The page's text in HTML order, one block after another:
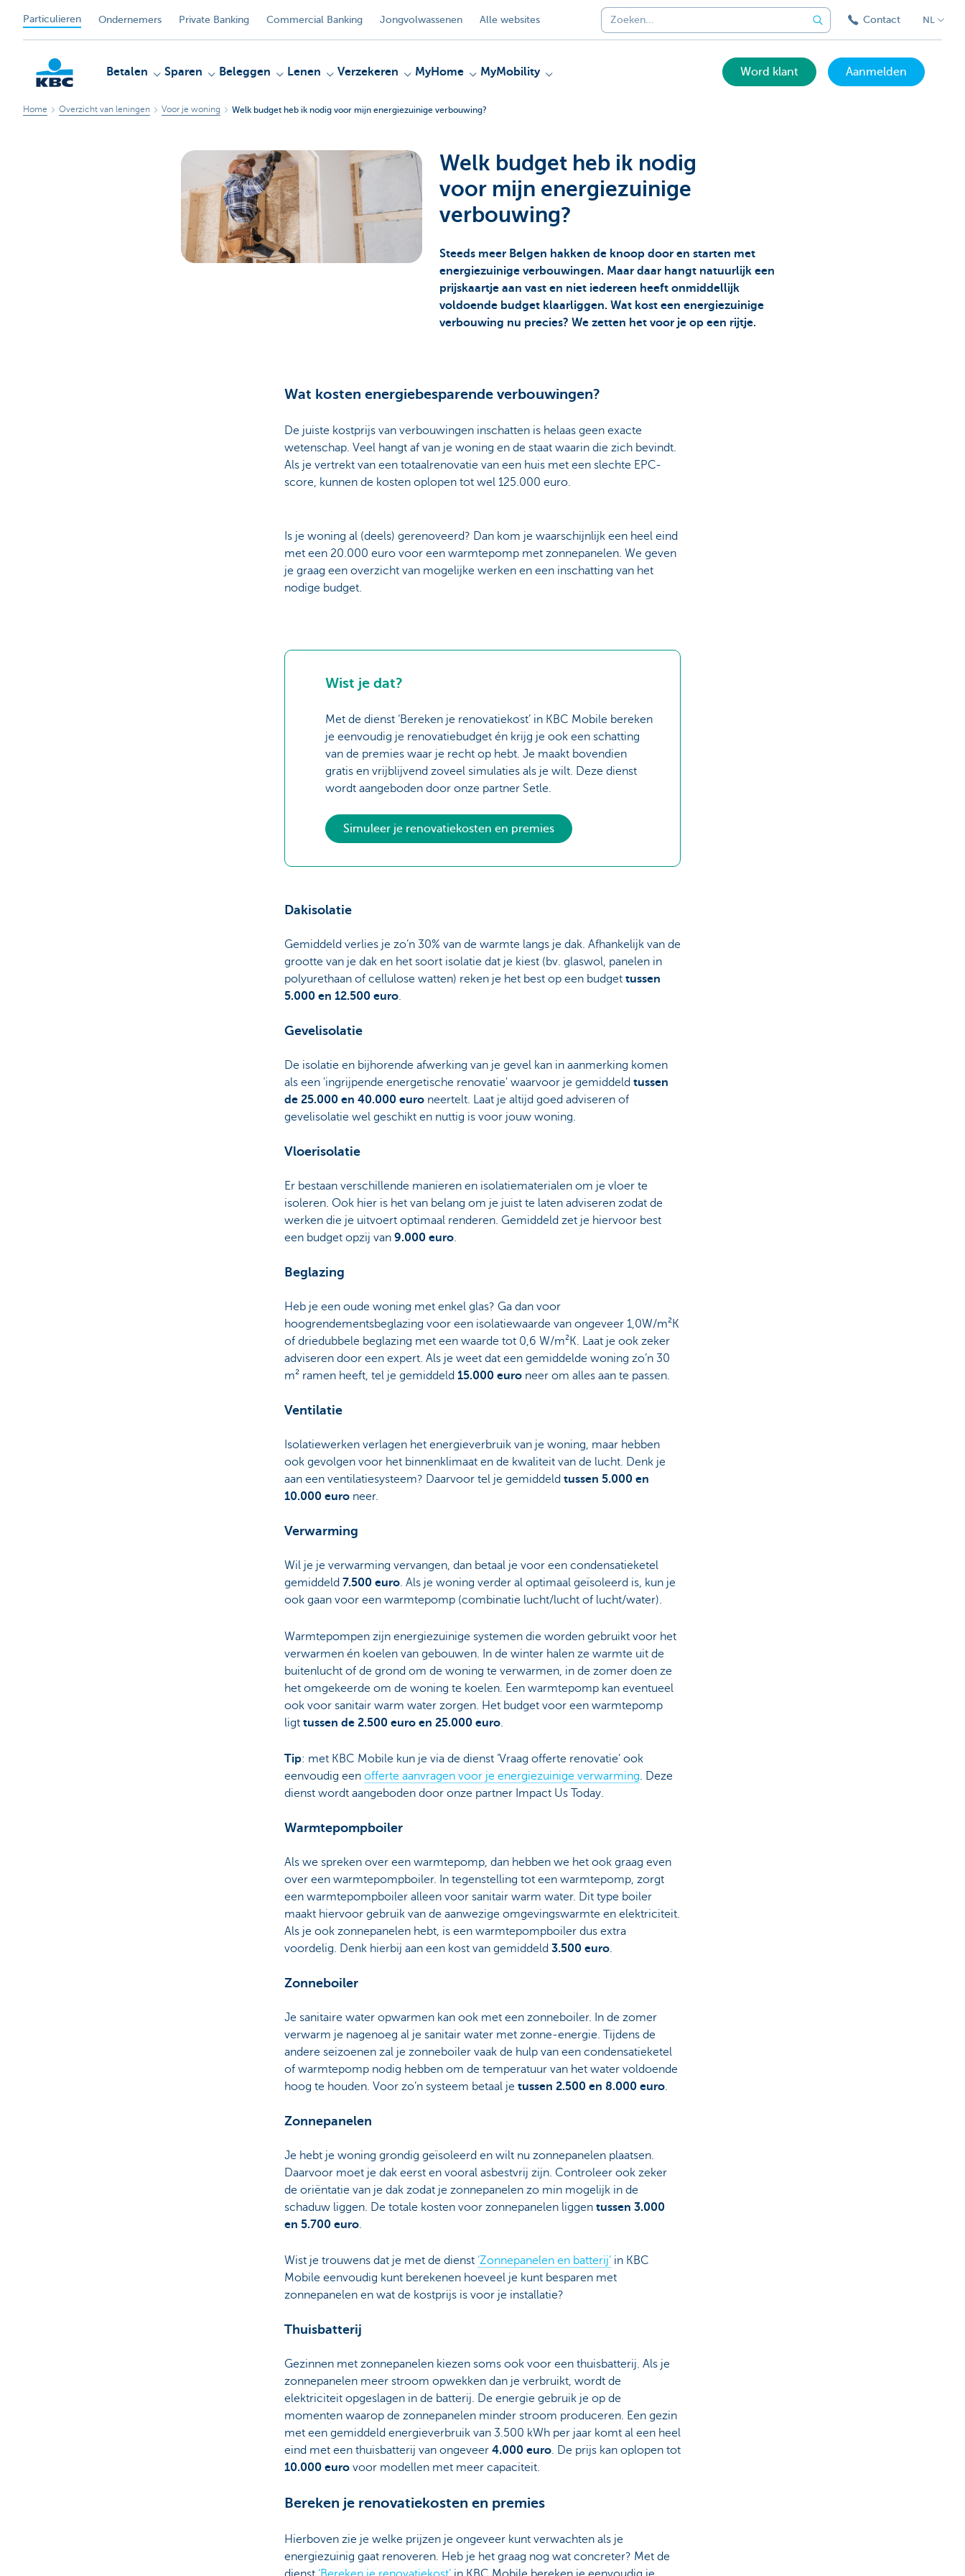
Particulieren Ondernemers Private Banking Commercial Banking Jongvolwassenen Alle websites Contact NL
Betalen Sparen Beleggen Lenen Verzekeren MyHome MyMobility Word klant Aanmelden
Home Overzicht van leningen Voor je woning Welk budget heb ik nodig voor mijn energiezuinige verbouwing?
Welk budget heb ik nodig
voor mijn energiezuinige
verbouwing?
Steeds meer Belgen hakken de knoop door en starten met
energiezuinige verbouwingen. Maar daar hangt natuurlijk een
prijskaartje aan vast en niet iedereen heeft onmiddellijk
voldoende budget klaarliggen. Wat kost een energiezuinige
verbouwing nu precies? We zetten het voor je op een rijtje.
Wat kosten energiebesparende verbouwingen?
De juiste kostprijs van verbouwingen inschatten is helaas geen exacte
wetenschap. Veel hangt af van je woning en de staat waarin die zich bevindt.
Als je vertrekt van een totaalrenovatie van een huis met een slechte EPC-
score, kunnen de kosten oplopen tot wel 125.000 euro.
Is je woning al (deels) gerenoveerd? Dan kom je waarschijnlijk een heel eind
met een 20.000 euro voor een warmtepomp met zonnepanelen. We geven
je graag een overzicht van mogelijke werken en een inschatting van het
nodige budget.
Wist je dat?
Met de dienst ‘Bereken je renovatiekost’ in KBC Mobile bereken
je eenvoudig je renovatiebudget én krijg je ook een schatting
van de premies waar je recht op hebt. Je maakt bovendien
gratis en vrijblijvend zoveel simulaties als je wilt. Deze dienst
wordt aangeboden door onze partner Setle.
Simuleer je renovatiekosten en premies
Dakisolatie
Gemiddeld verlies je zo’n 30% van de warmte langs je dak. Afhankelijk van de
grootte van je dak en het soort isolatie dat je kiest (bv. glaswol, panelen in
polyurethaan of cellulose watten) reken je het best op een budget tussen
5.000 en 12.500 euro.
Gevelisolatie
De isolatie en bijhorende afwerking van je gevel kan in aanmerking komen
als een 'ingrijpende energetische renovatie' waarvoor je gemiddeld tussen
de 25.000 en 40.000 euroneertelt. Laat je altijd goed adviseren of
gevelisolatie wel geschikt en nuttig is voor jouw woning.
Vloerisolatie
Er bestaan verschillende manieren en isolatiematerialen om je vloer te
isoleren. Ook hier is het van belang om je juist te laten adviseren zodat de
werken die je uitvoert optimaal renderen. Gemiddeld zet je hiervoor best
een budget opzij van 9.000 euro.
Beglazing
Heb je een oude woning met enkel glas? Ga dan voor
hoogrendementsbeglazing voor een isolatiewaarde van ongeveer 1,0W/m²K
of driedubbele beglazing met een waarde tot 0,6 W/m²K. Laat je ook zeker
adviseren door een expert. Als je weet dat een gemiddelde woning zo’n 30
m² ramen heeft, tel je gemiddeld 15.000 euroneer om alles aan te passen.
Ventilatie
Isolatiewerken verlagen het energieverbruik van je woning, maar hebben
ook gevolgen voor het binnenklimaat en de kwaliteit van de lucht. Denk je
aan een ventilatiesysteem? Daarvoor tel je gemiddeld tussen 5.000 en
10.000 euroneer.
Verwarming
Wil je je verwarming vervangen, dan betaal je voor een condensatieketel
gemiddeld 7.500 euro. Als je woning verder al optimaal geïsoleerd is, kun je
ook gaan voor een warmtepomp (combinatie lucht/lucht of lucht/water).
Warmtepompen zijn energiezuinige systemen die worden gebruikt voor het
verwarmen én koelen van gebouwen. In de winter halen ze warmte uit de
buitenlucht of de grond om de woning te verwarmen, in de zomer doen ze
het omgekeerde om de woning te koelen. Een warmtepomp kan eventueel
ook voor sanitair warm water zorgen. Het budget voor een warmtepomp
ligt tussen de 2.500 euro en 25.000 euro.
Tip: met KBC Mobile kun je via de dienst ‘Vraag offerte renovatie’ ook
eenvoudig een offerte aanvragen voor je energiezuinige verwarming. Deze
dienst wordt aangeboden door onze partner Impact Us Today.
Warmtepompboiler
Als we spreken over een warmtepomp, dan hebben we het ook graag even
over een warmtepompboiler. In tegenstelling tot een warmtepomp, zorgt
een warmtepompboiler alleen voor sanitair warm water. Dit type boiler
maakt hiervoor gebruik van de aanwezige omgevingswarmte en elektriciteit.
Als je ook zonnepanelen hebt, is een warmtepompboiler dus extra
voordelig. Denk hierbij aan een kost van gemiddeld 3.500 euro.
Zonneboiler
Je sanitaire water opwarmen kan ook met een zonneboiler. In de zomer
verwarm je nagenoeg al je sanitair water met zonne-energie. Tijdens de
andere seizoenen zal je zonneboiler vaak de hulp van een condensatieketel
of warmtepomp nodig hebben om de temperatuur van het water voldoende
hoog te houden. Voor zo’n systeem betaal je tussen 2.500 en 8.000 euro.
Zonnepanelen
Je hebt je woning grondig geïsoleerd en wilt nu zonnepanelen plaatsen.
Daarvoor moet je dak eerst en vooral asbestvrij zijn. Controleer ook zeker
de oriëntatie van je dak zodat je zonnepanelen zo min mogelijk in de
schaduw liggen. De totale kosten voor zonnepanelen liggen tussen 3.000
en 5.700 euro.
Wist je trouwens dat je met de dienst ‘Zonnepanelen en batterij’in KBC
Mobile eenvoudig kunt berekenen hoeveel je kunt besparen met
zonnepanelen en wat de kostprijs is voor je installatie?
Thuisbatterij
Gezinnen met zonnepanelen kiezen soms ook voor een thuisbatterij. Als je
zonnepanelen meer stroom opwekken dan je verbruikt, wordt de
elektriciteit opgeslagen in de batterij. De energie gebruik je op de
momenten waarop de zonnepanelen minder stroom produceren. Een gezin
met een gemiddeld energieverbruik van 3.500 kWh per jaar komt al een heel
eind met een thuisbatterij van ongeveer 4.000 euro. De prijs kan oplopen tot
10.000 eurovoor modellen met meer capaciteit.
Bereken je renovatiekosten en premies
Hierboven zie je welke prijzen je ongeveer kunt verwachten als je
energiezuinig gaat renoveren. Heb je het graag nog wat concreter? Met de